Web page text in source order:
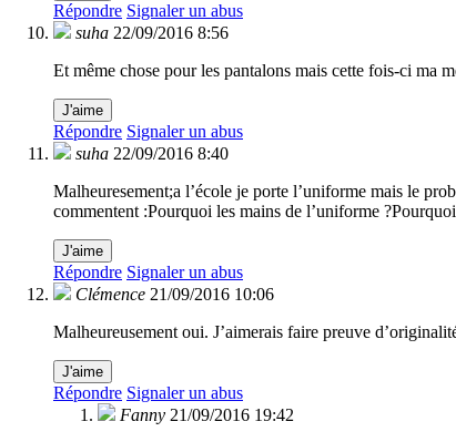
Répondre Signaler un abus
suha 22/09/2016 8:56
Et même chose pour les pantalons mais cette fois-ci ma
J'aime
Répondre Signaler un abus
suha 22/09/2016 8:40
Malheuresement;a l’école je porte l’uniforme mais le
commentent :Pourquoi les mains de l’uniforme
J'aime
Répondre Signaler un abus
Clémence 21/09/2016 10:06
Malheureusement oui. J’aimerais faire preuve
J'aime
Répondre Signaler un abus
Fanny 21/09/2016 19:42